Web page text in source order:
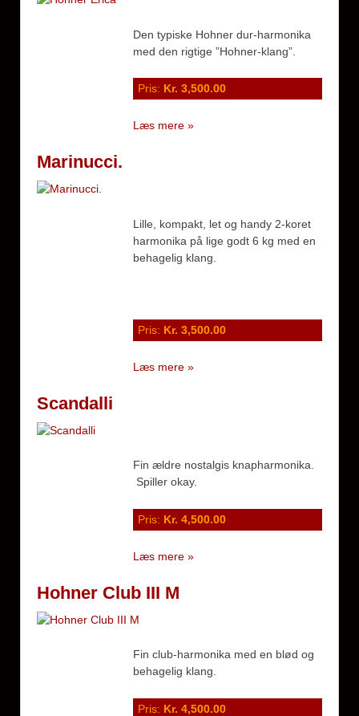
Den typiske Hohner dur-harmonika
med den rigtige ”Hohner-klang”.
Pris: Kr. 3,500.00
Læs mere »
Marinucci.
Lille, kompakt, let og handy 2-koret
harmonika på lige godt 6 kg med en
behagelig klang.
Pris: Kr. 3,500.00
Læs mere »
Scandalli
Fin ældre nostalgis knapharmonika.
Spiller okay.
Pris: Kr. 4,500.00
Læs mere »
Hohner Club III M
Fin club-harmonika med en blød og
behagelig klang.
Pris: Kr. 4,500.00